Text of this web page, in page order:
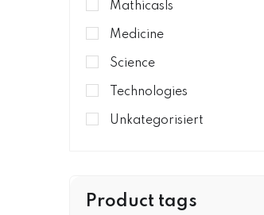
Mathicasls
Medicine
Science
Technologies
Unkategorisiert
Product tags